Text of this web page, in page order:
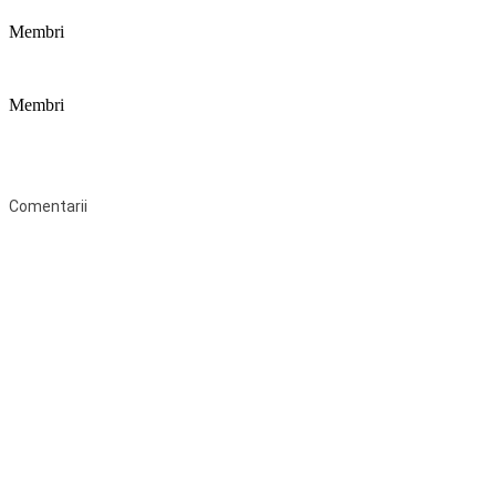
Membri
Membri
Comentarii